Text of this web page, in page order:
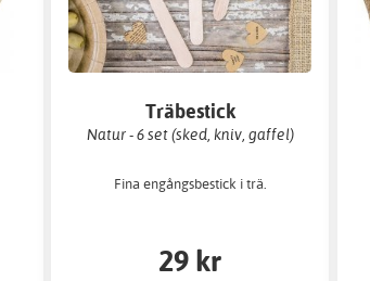
Träbestick
Natur - 6 set (sked, kniv, gaffel)
Fina engångsbestick i trä.
29 kr